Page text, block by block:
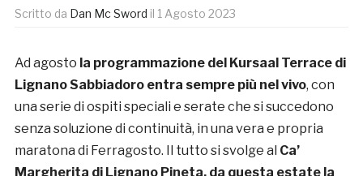
Scritto da Dan Mc Sword il 1 Agosto 2023
Ad agosto la programmazione del Kursaal Terrace di
Lignano Sabbiadoro entra sempre più nel vivo, con
una serie di ospiti speciali e serate che si succedono
senza soluzione di continuità, in una vera e propria
maratona di Ferragosto. Il tutto si svolge al Ca’
Margherita di Lignano Pineta, da questa estate la